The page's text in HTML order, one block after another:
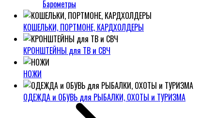
Барометры
КОШЕЛЬКИ, ПОРТМОНЕ, КАРДХОЛДЕРЫ
КРОНШТЕЙНЫ для ТВ и СВЧ
НОЖИ
ОДЕЖДА и ОБУВЬ для РЫБАЛКИ, ОХОТЫ и ТУРИЗМА